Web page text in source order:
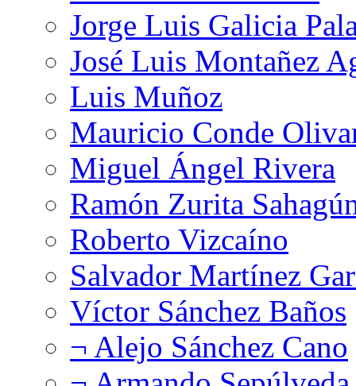
Jorge Luis Galicia
José Luis Montañez
Luis Muñoz
Mauricio Conde
Miguel Ángel Rivera
Ramón Zurita
Roberto Vizcaíno
Salvador Martínez
Víctor Sánchez Baños
¬ Alejo Sánchez Cano